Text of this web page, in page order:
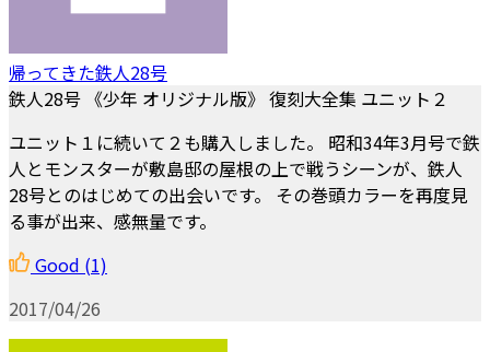
帰ってきた鉄人28号
鉄人28号 《少年 オリジナル版》 復刻大全集 ユニット２
ユニット１に続いて２も購入しました。 昭和34年3月号で鉄
人とモンスターが敷島邸の屋根の上で戦うシーンが、鉄人
28号とのはじめての出会いです。 その巻頭カラーを再度見
る事が出来、感無量です。
Good (1)
2017/04/26